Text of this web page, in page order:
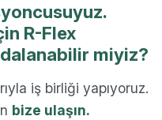
R-Flex
miyiz?
iş birliği yapıyoruz.
bize ulaşın.